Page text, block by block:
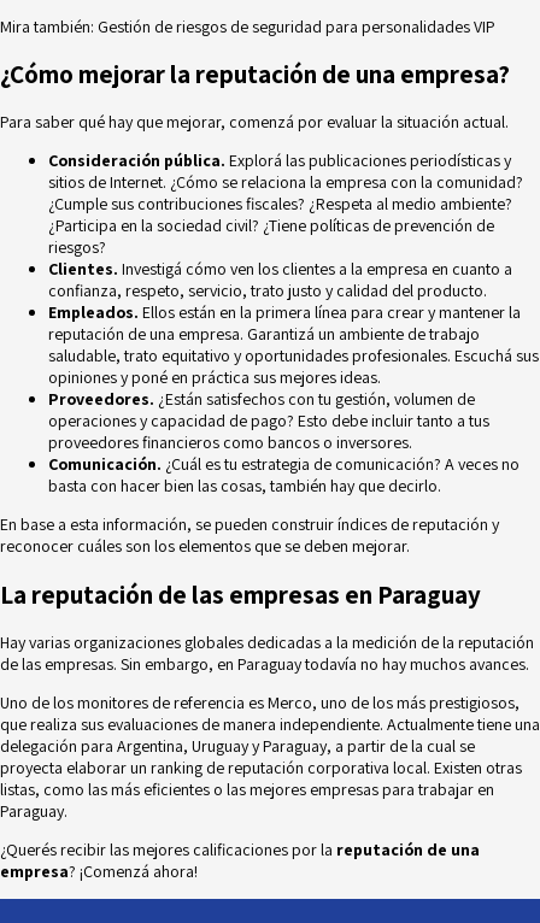
Mira también: Gestión de riesgos de seguridad para personalidades VIP
¿Cómo mejorar la reputación de una empresa?
Para saber qué hay que mejorar, comenzá por evaluar la situación actual.
Consideración pública. Explorá las publicaciones periodísticas y
sitios de Internet. ¿Cómo se relaciona la empresa con la comunidad?
¿Cumple sus contribuciones fiscales? ¿Respeta al medio ambiente?
¿Participa en la sociedad civil? ¿Tiene políticas deprevención de
riesgos?
Clientes. Investigá cómo ven los clientes a la empresa en cuanto a
confianza, respeto, servicio, trato justo y calidad del producto.
Empleados. Ellos están en la primera línea para crear y mantener la
reputación de una empresa. Garantizá un ambiente de trabajo
saludable, trato equitativo y oportunidades profesionales. Escuchá sus
opiniones y poné en práctica sus mejores ideas.
Proveedores. ¿Están satisfechos con tu gestión, volumen de
operaciones y capacidad de pago? Esto debe incluir tanto a tus
proveedores financieros como bancos o inversores.
Comunicación. ¿Cuál es tu estrategia de comunicación? A veces no
basta con hacer bien las cosas, también hay que decirlo.
En base a esta información, se pueden construir índices de reputación y
reconocer cuáles son los elementos que se deben mejorar.
La reputación de las empresas en Paraguay
Hay varias organizaciones globales dedicadas a la medición de la reputación
de las empresas. Sin embargo, en Paraguay todavía no hay muchos avances.
Uno de los monitores de referencia es Merco, uno de los más prestigiosos,
que realiza sus evaluaciones de manera independiente. Actualmente tiene una
delegación para Argentina, Uruguay y Paraguay, a partir de la cual se
proyecta elaborar un ranking de reputación corporativa local. Existen otras
listas, como las más eficientes o las mejores empresas para trabajar en
Paraguay.
¿Querés recibir las mejores calificaciones por la reputación de una
empresa? ¡Comenzá ahora!